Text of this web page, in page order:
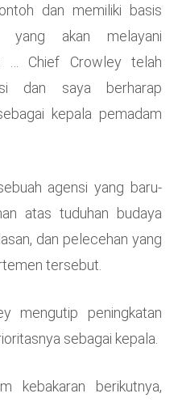
dan memiliki basis
yang akan melayani
… Chief Crowley telah
dan saya berharap
kepala pemadam
agensi yang baru-
atas tuduhan budaya
dan pelecehan yang
tersebut.
mengutip peningkatan
sebagai kepala.
kebakaran berikutnya,